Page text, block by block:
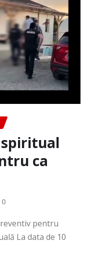
spiritual
ca
0
pentru
La data de 10